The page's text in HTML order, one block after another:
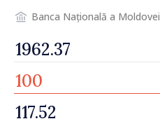
Banca Națională a Moldovei